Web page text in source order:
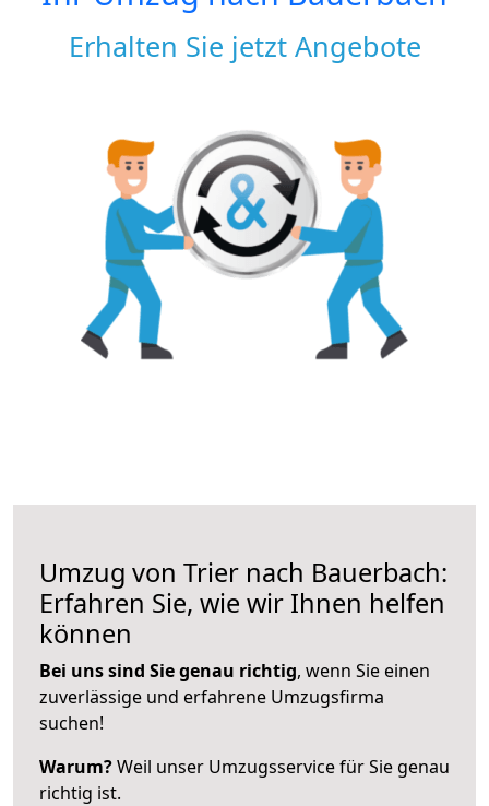
Erhalten Sie jetzt Angebote
Umzug von Trier nach Bauerbach:
Erfahren Sie, wie wir Ihnen helfen
können
Bei uns sind Sie genau richtig, wenn Sie einen
zuverlässige und erfahrene Umzugsfirma
suchen!
Warum?Weil unser Umzugsservice für Sie genau
richtig ist.